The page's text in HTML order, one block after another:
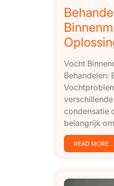
Vocht
Behandelen:
condensatie
belangrijk
READ MORE